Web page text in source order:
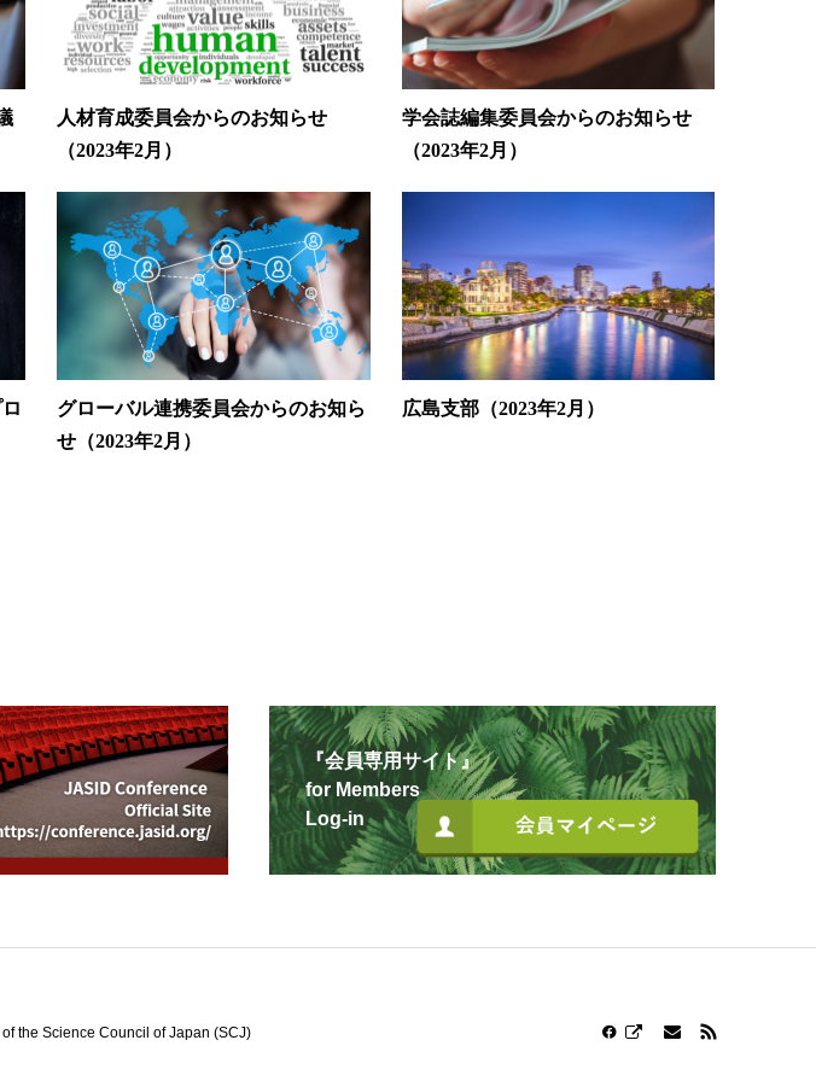
人材育成委員会からのお知らせ
（2023年2月）
学会誌編集委員会からのお知らせ
（2023年2月）
グローバル連携委員会からのお知ら
せ（2023年2月）
広島支部（2023年2月）
『会員専用サイト』
for Members
Log-in
the Science Council of Japan (SCJ)